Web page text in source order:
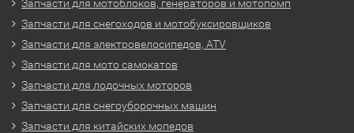
Запчасти для мотоблоков, генераторов и мотопомп
Запчасти для снегоходов и мотобуксировщиков
Запчасти для электровелосипедов, ATV
Запчасти для мото самокатов
Запчасти для лодочных моторов
Запчасти для снегоуборочных машин
Запчасти для китайских мопедов